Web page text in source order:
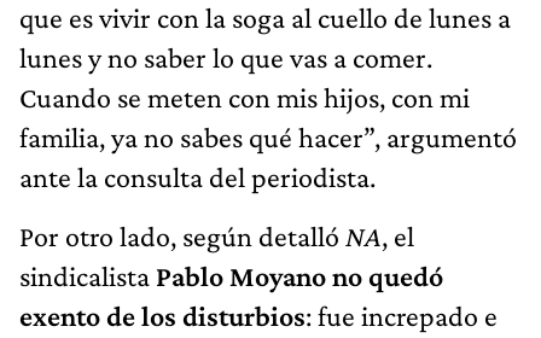
que es vivir con la soga al cuello de lunes a
lunes y no saber lo que vas a comer.
Cuando se meten con mis hijos, con mi
familia, ya no sabes qué hacer”, argumentó
ante la consulta del periodista.
Por otro lado, según detalló NA, el
sindicalista Pablo Moyano no quedó
exento de los disturbios: fue increpado e